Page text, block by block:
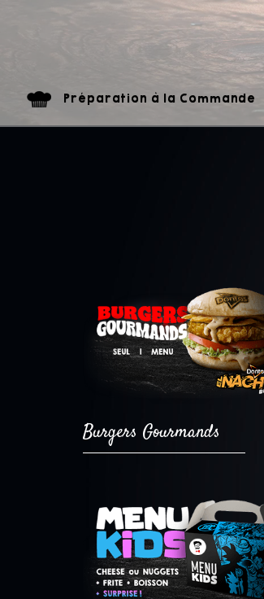
Préparation à la Commande
Burgers Gourmands